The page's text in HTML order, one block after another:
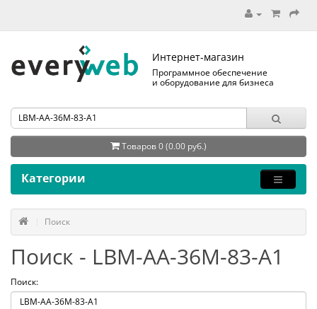
Интернет-магазин
Программное обеспечение
и оборудование для бизнеса
Товаров 0 (0.00 руб.)
Категории
Поиск
Поиск - LBM-AA-36M-83-A1
Поиск: